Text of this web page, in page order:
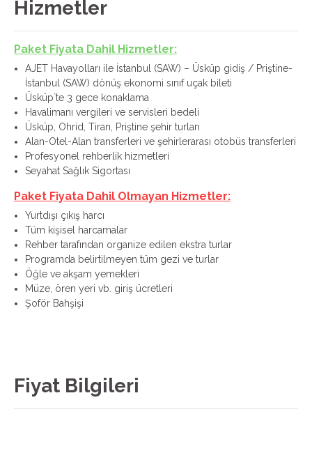
Hizmetler
Paket Fiyata Dahil Hizmetler:
AJET Havayolları ile İstanbul (SAW) – Üsküp gidiş / Priştine-
İstanbul (SAW) dönüş ekonomi sınıf uçak bileti
Üsküp`te 3 gece konaklama
Havalimanı vergileri ve servisleri bedeli
Üsküp, Ohrid, Tiran, Priştine şehir turları
Alan-Otel-Alan transferleri ve şehirlerarası otobüs transferleri
Profesyonel rehberlik hizmetleri
Seyahat Sağlık Sigortası
Paket Fiyata Dahil Olmayan Hizmetler:
Yurtdışı çıkış harcı
Tüm kişisel harcamalar
Rehber tarafından organize edilen ekstra turlar
Programda belirtilmeyen tüm gezi ve turlar
Öğle ve akşam yemekleri
Müze, ören yeri vb. giriş ücretleri
Şoför Bahşişi
Fiyat Bilgileri